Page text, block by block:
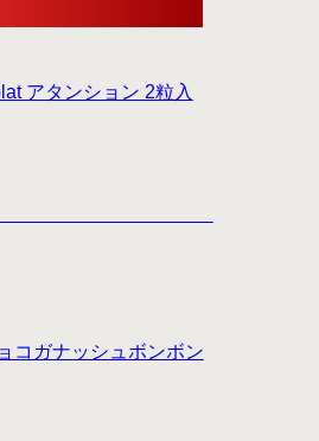
アタンション 2粒入
コガナッシュボンボン